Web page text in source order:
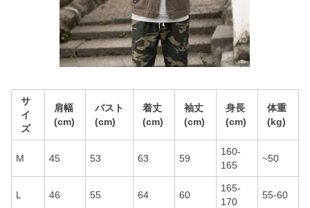
サ
イ
ズ
肩幅
(cm)
バスト
(cm)
着丈
(cm)
袖丈
(cm)
身長
(cm)
体重
(kg)
M 45 53 63 59
160-
165
~50
L 46 55 64 60
165-
170
55-60